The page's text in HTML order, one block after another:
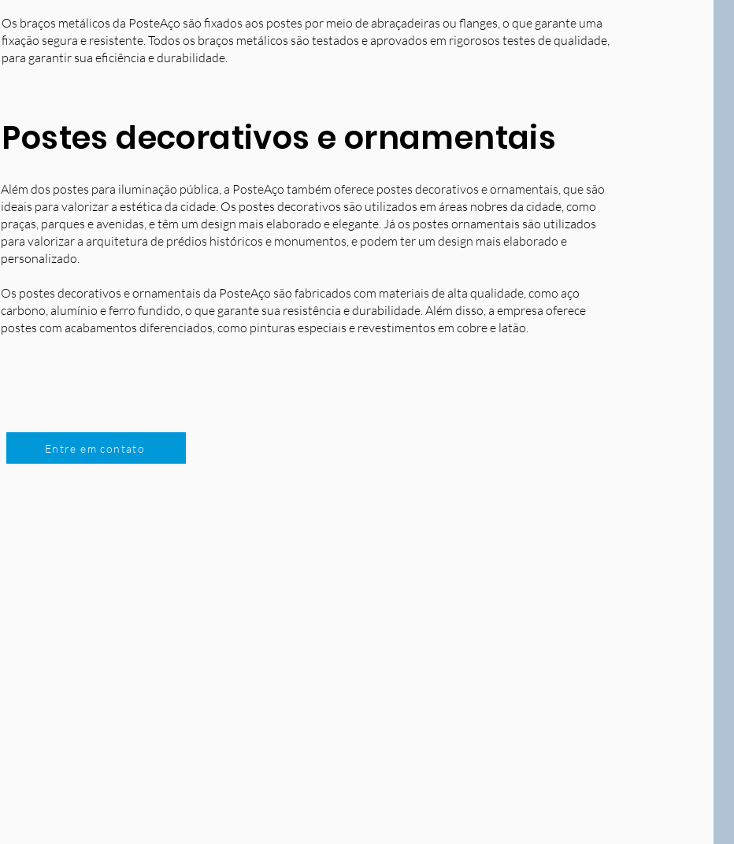
Os braços metálicos da PosteAço são fixados aos postes por meio de abraçadeiras ou flanges, o que garante uma
fixação segura e resistente. Todos os braços metálicos são testados e aprovados em rigorosos testes de qualidade,
para garantir sua eficiência e durabilidade.
Postes decorativos e ornamentais
Além dos postes para iluminação pública, a PosteAço também oferece postes decorativos e ornamentais, que são
ideais para valorizar a estética da cidade. Os postes decorativos são utilizados em áreas nobres da cidade, como
praças, parques e avenidas, e têm um design mais elaborado e elegante. Já os postes ornamentais são utilizados
para valorizar a arquitetura de prédios históricos e monumentos, e podem ter um design mais elaborado e
personalizado.
Os postes decorativos e ornamentais da PosteAço são fabricados com materiais de alta qualidade, como aço
carbono, alumínio e ferro fundido, o que garante sua resistência e durabilidade. Além disso, a empresa oferece
postes com acabamentos diferenciados, como pinturas especiais e revestimentos em cobre e latão.
Entre em contato